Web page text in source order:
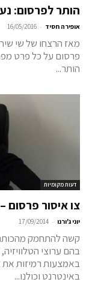
הותר לפרסום:
אופירה חסיד -
16/05/2016
מאז הרצחו של שי
פרסום על כל פרט
הותר...
דעות מקומיות
צו איסור פרסום
יוני ג'ורנו -
17/09/2014
קשה להתחמק
בהם ערוצי
באמצעות רמיזות את
באינטרנט וכולנו...